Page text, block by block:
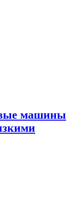
машины